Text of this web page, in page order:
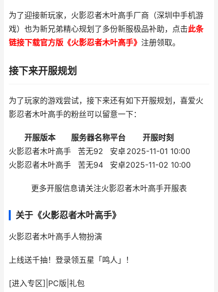
为了迎接新玩家，火影忍者木叶高手厂商（深圳中手机游
戏）也为新兄弟精心规划了多份新服极品补助，点击此条
链接下载官方版《火影忍者木叶高手》 注册领取。
接下来开服规划
为了玩家的游戏尝试，接下来还有如下开服规划，喜爱火
影忍者木叶高手的粉丝可以留意一下：
开服版本 服务器名称平台
开服时刻
火影忍者木叶高手
苦无92 安卓2025-11-01 10:00
火影忍者木叶高手
苦无94 安卓2025-11-02 10:00
更多开服信息请关注火影忍者木叶高手开服表
关于《火影忍者木叶高手》
火影忍者木叶高手人物扮演
上线送千抽！登录领五星「鸣人」！
[进入专区] PC版 礼包